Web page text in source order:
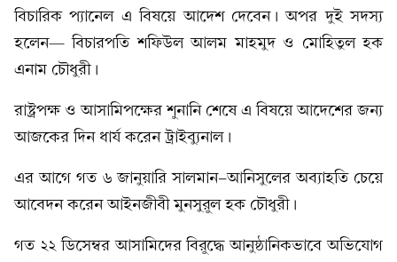
বিচারিক প্যানেল এ বিষয়ে আদেশ দেবেন। অপর দুই সদস্য
হলেন— বিচারপতি শফিউল আলম মাহমুদ ও মোহিতুল হক
এনাম চৌধুরী।
রাষ্ট্রপক্ষ ও আসামিপক্ষের শুনানি শেষে এ বিষয়ে আদেশের জন্য
আজকের দিন ধার্য করেন ট্রাইব্যুনাল।
এর আগে গত ৬ জানুয়ারি সালমান-আনিসুলের অব্যাহতি চেয়ে
আবেদন করেন আইনজীবী মুনসুরুল হক চৌধুরী।
গত ২২ ডিসেম্বর আসামিদের বিরুদ্ধে আনুষ্ঠানিকভাবে অভিযোগ